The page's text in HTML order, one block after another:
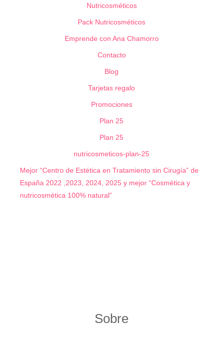
Nutricosméticos
Pack Nutricosméticos
Emprende con Ana Chamorro
Contacto
Blog
Tarjetas regalo
Promociones
Plan 25
Plan 25
nutricosmeticos-plan-25
Mejor “Centro de Estética en Tratamiento sin Cirugía” de
España 2022 ,2023, 2024, 2025 y mejor “Cosmética y
nutricosmética 100% natural”
Sobre